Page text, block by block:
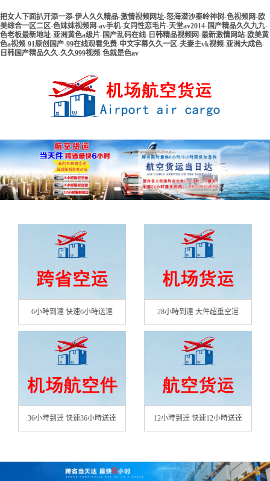
把女人下面扒开添一添-伊人久久精品-激情视频网址-怒海潜沙秦岭神树-色视频网-欧
美综合一区二区-色妺妺视频网-av手机-女同性恋毛片-天堂av2014-国产精品久久九九-
色老板最新地址-亚洲黄色a级片-国产乱码在线-日韩精品视频网-最新激情网站-欧美黄
色a视频-91原创国产-99在线观看免费-中文字幕久久一区-夫妻主vk视频-亚洲大成色-
日韩国产精品久久-久久999视频-色就是色av
6小時到達 快速6小時送達 28小時到達 大件超重空運
36小時到達 快速36小時送達 12小時到達 快速12小時送達